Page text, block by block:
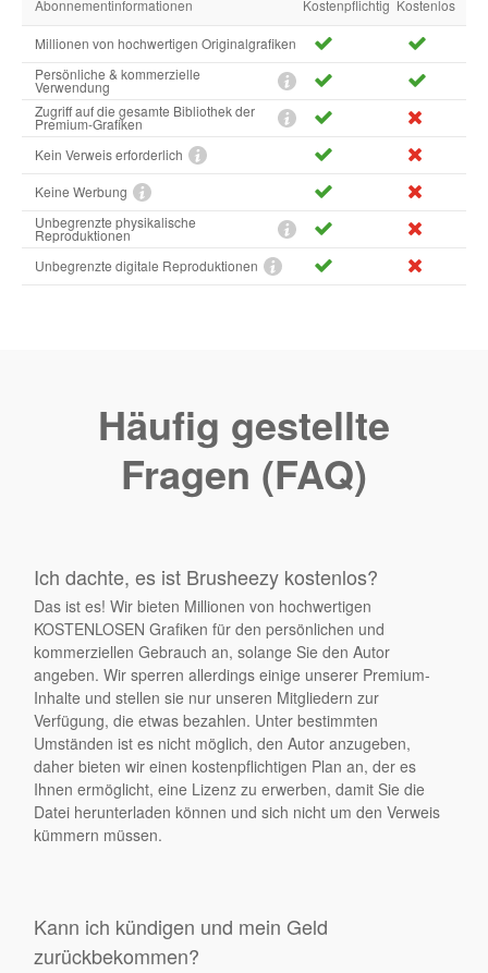
Abonnementinformationen Kostenpflichtig Kostenlos
Millionen von hochwertigen Originalgrafiken
Persönliche & kommerzielle
Verwendung
Zugriff auf die gesamte Bibliothek der
Premium-Grafiken
Kein Verweis erforderlich
Keine Werbung
Unbegrenzte physikalische
Reproduktionen
Unbegrenzte digitale Reproduktionen
Häufig gestellte
Fragen (FAQ)
Ich dachte, es ist Brusheezy kostenlos?
Das ist es! Wir bieten Millionen von hochwertigen
KOSTENLOSEN Grafiken für den persönlichen und
kommerziellen Gebrauch an, solange Sie den Autor
angeben. Wir sperren allerdings einige unserer Premium-
Inhalte und stellen sie nur unseren Mitgliedern zur
Verfügung, die etwas bezahlen. Unter bestimmten
Umständen ist es nicht möglich, den Autor anzugeben,
daher bieten wir einen kostenpflichtigen Plan an, der es
Ihnen ermöglicht, eine Lizenz zu erwerben, damit Sie die
Datei herunterladen können und sich nicht um den Verweis
kümmern müssen.
Kann ich kündigen und mein Geld
zurückbekommen?